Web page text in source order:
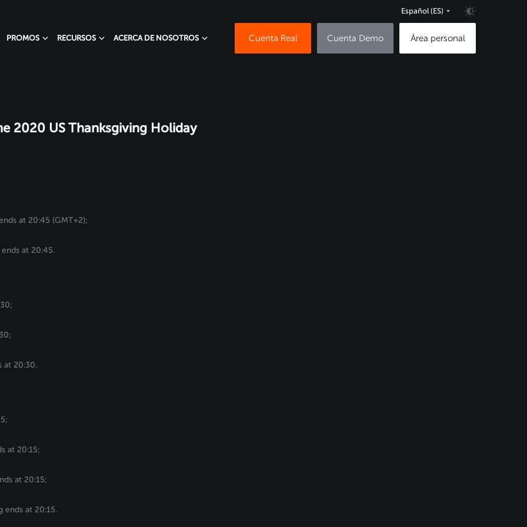
Español(ES)
PROMOS RECURSOS ACERCA DE NOSOTROS Cuenta Real Cuenta Demo Área personal
2020 US Thanksgiving Holiday
at 20:45 (GMT+2);
ends at 20:45.
at 20:30.
at 20:15;
at 20:15;
ends at 20:15.